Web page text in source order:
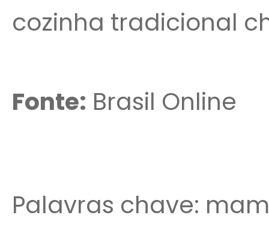
cozinha tradicional
Fonte: Brasil Online
Palavras chave: